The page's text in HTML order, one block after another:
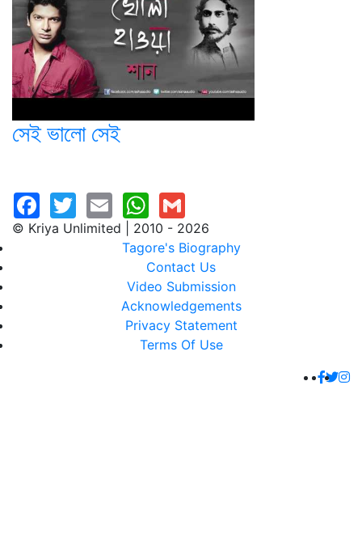
সেই ভালো সেই
© Kriya Unlimited | 2010 - 2026
Tagore's Biography
Contact Us
Video Submission
Acknowledgements
Privacy Statement
Terms Of Use